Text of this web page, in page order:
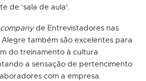
de ‘sala de aula'.
de Entrevistadores nas
também são excelentes para
do treinamento à cultura
a sensação de pertencimento
com a empresa.